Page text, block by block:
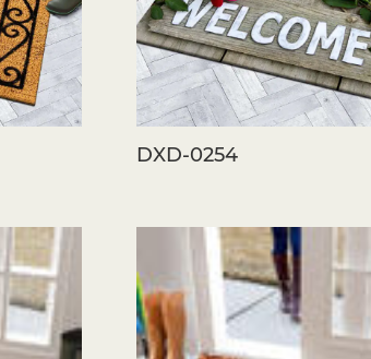
Kochbereichs bietet eine weiche,
wird und gleichzeitig das
absorbiert ein kleiner Teppich in einem
Badewanne Feuchtigkeit, die rutschige
Schaffende gemütliche Wohnräume
Komfort zu verleihen. Ein gut platzierter
zusammenbinden, was ihn einladender
Verwendung neben Möbeln Sitzbereiche
der Struktur.
DXD-0254